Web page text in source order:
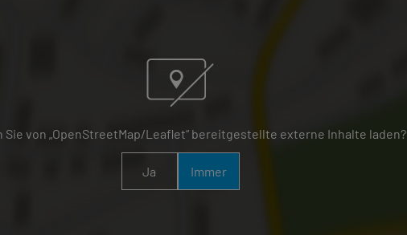
Sie von „OpenStreetMap/Leaflet“ bereitgestellte externe Inhalte laden?
Ja Immer